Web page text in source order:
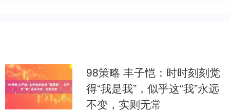
98策略 丰子恺：时时刻刻觉
得“我是我”，似乎这“我”永远
不变，实则无常